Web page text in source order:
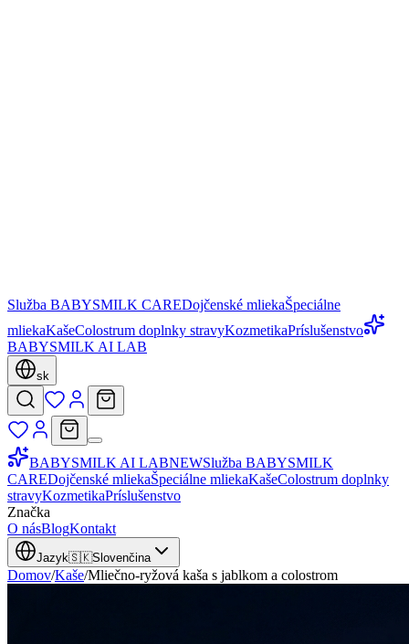
Služba BABYSMILK CAREDojčenské mliekaŠpeciálne
mliekaKašeColostrum doplnky stravyKozmetikaPríslušenstvo
BABYSMILK AI LAB
sk
BABYSMILK AI LABNEWSlužba BABYSMILK
CAREDojčenské mliekaŠpeciálne mliekaKašeColostrum doplnky
stravyKozmetikaPríslušenstvo
Značka
O násBlogKontakt
Jazyk🇸🇰Slovenčina
Domov/Kaše/Mliečno-ryžová kaša s jablkom a colostrom